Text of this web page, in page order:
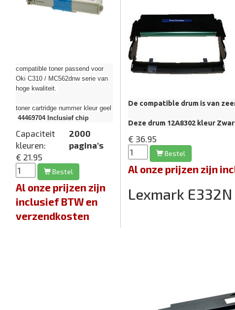
compatible toner passend voor
Oki C310 / MC562dnw serie van
hoge kwaliteit.
toner cartridge nummer kleur geel
44469704Inclusief chip
Capaciteit
kleuren:
2000
pagina's
€ 21.95
Bestel
Al onze prijzen zijn
inclusief BTW en
verzendkosten
De compatible drum is van
Deze drum 12A8302 kleur
€ 36.95
Bestel
Al onze prijzen zijn
Lexmark E332N